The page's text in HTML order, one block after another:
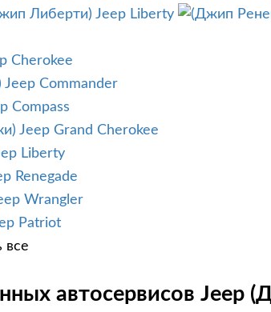
Jeep Liberty
Cherokee
Jeep Commander
Compass
Jeep Grand Cherokee
Liberty
Renegade
Wrangler
Patriot
все
автосервисов Jeep